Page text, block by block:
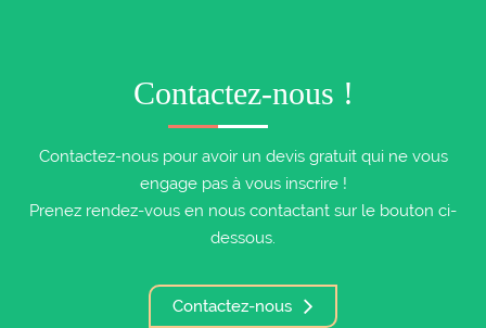
Contactez-nous !
Contactez-nous pour avoir un devis gratuit qui ne vous
engage pas à vous inscrire !
Prenez rendez-vous en nous contactant sur le bouton ci-
dessous.
Contactez-nous